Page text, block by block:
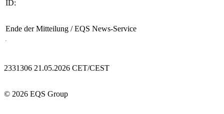
ID:
Ende der Mitteilung / EQS News-Service
2331306 21.05.2026 CET/CEST
© 2026 EQS Group